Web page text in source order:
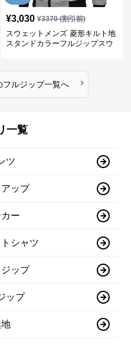
¥3,030 ¥3370(割引前)
スウェットメンズ 菱形キルト地
スタンドカラーフルジップスウ
フルジップ一覧へ ›
一覧
ツ
ップ
ー
シャツ
ップ
ップ